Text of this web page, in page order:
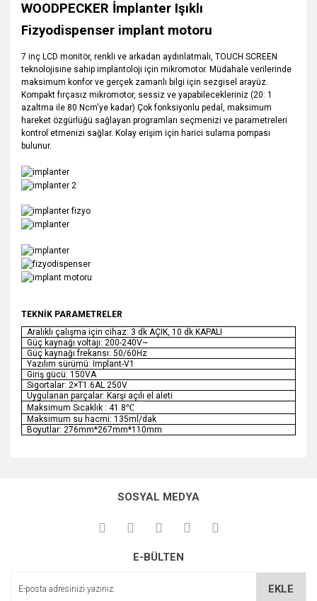
WOODPECKER İmplanter Işıklı
Fizyodispenser implant motoru
7 inç LCD monitör, renkli ve arkadan aydınlatmalı, TOUCH SCREEN
teknolojisine sahip implantoloji için mikromotor. Müdahale verilerinde
maksimum konfor ve gerçek zamanlı bilgi için sezgisel arayüz.
Kompakt fırçasız mikromotor, sessiz ve yapabilecekleriniz (20: 1
azaltma ile 80 Ncm'ye kadar) Çok fonksiyonlu pedal, maksimum
hareket özgürlüğü sağlayan programları seçmenizi ve parametreleri
kontrol etmenizi sağlar. Kolay erişim için harici sulama pompası
bulunur.
TEKNİK PARAMETRELER
Aralıklı çalışma için cihaz: 3 dk AÇIK, 10 dk KAPALI
Güç kaynağı voltajı: 200-240V~
Güç kaynağı frekansı: 50/60Hz
Yazılım sürümü: Implant-V1
Giriş gücü: 150VA
Sigortalar: 2×T1.6AL 250V
Uygulanan parçalar: Karşı açılı el aleti
Maksimum Sıcaklık : 41.8℃
Maksimum su hacmi: 135ml/dak
Boyutlar: 276mm*267mm*110mm
SOSYAL MEDYA
E-BÜLTEN
EKLE